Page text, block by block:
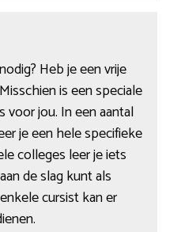
Heb je een vrije
is een speciale
jou. In een aantal
je een hele specifieke
colleges leer je iets
de slag kunt als
cursist kan er